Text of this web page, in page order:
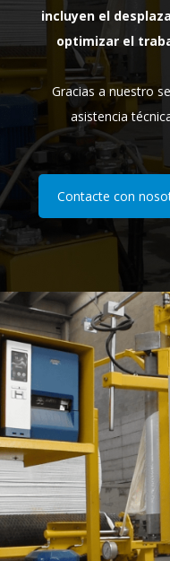
incluyen el
optimizar el
Gracias a nuestro
asistencia
Contacte con